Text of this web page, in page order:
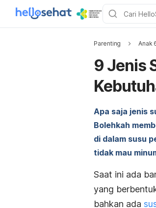
Parenting Anak
9 Jenis
Apa saja jenis
Bolehkah
di dalam susu
tidak mau
Saat ini ada
yang
bahkan ada